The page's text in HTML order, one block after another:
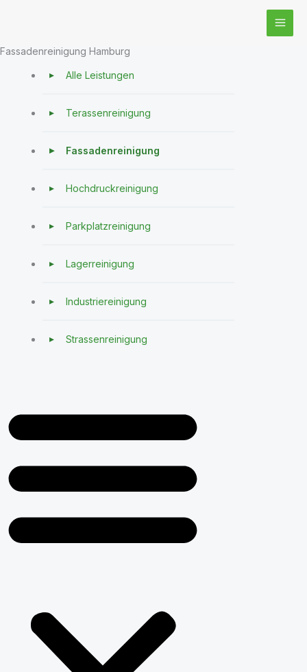
Fassadenreinigung Hamburg
Alle Leistungen
Terassenreinigung
Fassadenreinigung
Hochdruckreinigung
Parkplatzreinigung
Lagerreinigung
Industriereinigung
Strassenreinigung